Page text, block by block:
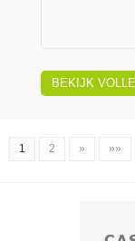
BEKIJK
1 2 » »»